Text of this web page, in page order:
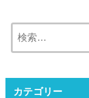
カテゴリー